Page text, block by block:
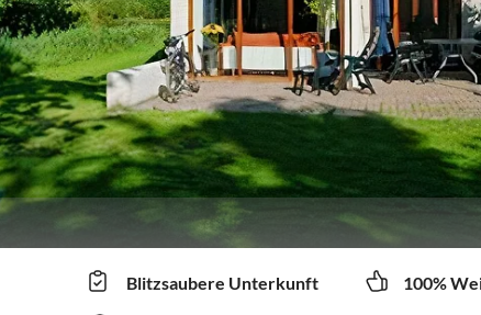
Blitzsaubere Unterkunft 100%